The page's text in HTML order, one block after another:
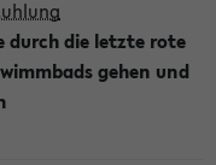
durch die letzte rote
gehen und